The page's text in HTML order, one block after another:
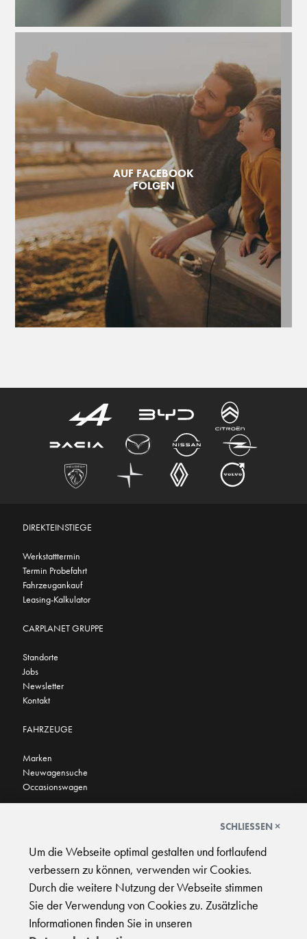
AUF FACEBOOK
FOLGEN
DIREKTEINSTIEGE
Werkstatttermin
Termin Probefahrt
Fahrzeugankauf
Leasing-Kalkulator
CARPLANET GRUPPE
Standorte
Jobs
Newsletter
Kontakt
FAHRZEUGE
Marken
Neuwagensuche
Occasionswagen
AGB|Impressum|Datenschutz|Support
SCHLIESSEN ×
Um die Webseite optimal gestalten und fortlaufend
verbessern zu können, verwenden wir Cookies.
Durch die weitere Nutzung der Webseite stimmen
Sie der Verwendung von Cookies zu. Zusätzliche
Informationen finden Sie in unseren